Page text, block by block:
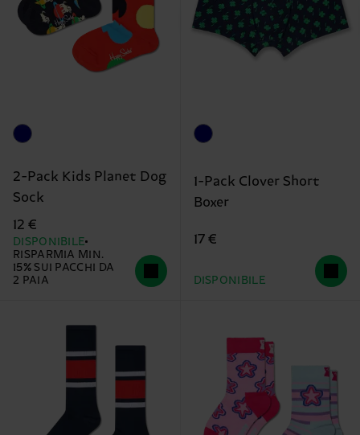
2-Pack Kids Planet Dog
Sock
12 €
DISPONIBILE
RISPARMIA MIN.
15% SUI PACCHI DA
2 PAIA
1-Pack Clover Short
Boxer
17 €
DISPONIBILE